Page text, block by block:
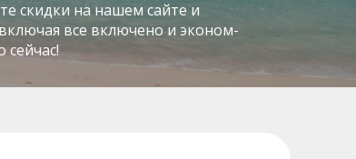
скидки на нашем сайте и
все включено и эконом-